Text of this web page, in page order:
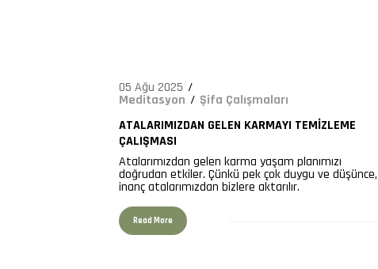
05 Ağu 2025
Meditasyon
Şifa Çalışmaları
ATALARIMIZDAN GELEN KARMAYI TEMIZLEME
ÇALIŞMASI
Atalarımızdan gelen karma yaşam planımızı
doğrudan etkiler. Çünkü pek çok duygu ve düşünce,
inanç atalarımızdan bizlere aktarılır.
Read More